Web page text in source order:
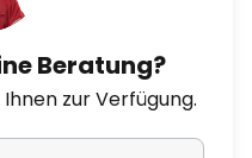
Beratung?
zur Verfügung.